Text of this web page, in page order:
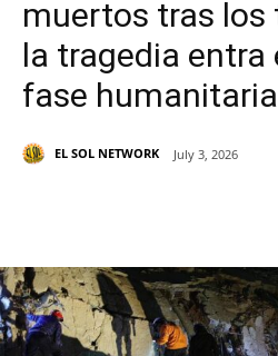
muertos tras los
la tragedia entra
fase humanitaria
EL SOL NETWORK July 3, 2026